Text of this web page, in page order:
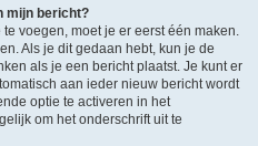
mijn bericht?
voegen, moet je er eerst één maken.
Als je dit gedaan hebt, kun je de
als je een bericht plaatst. Je kunt er
aan ieder nieuw bericht wordt
optie te activeren in het
om het onderschrift uit te